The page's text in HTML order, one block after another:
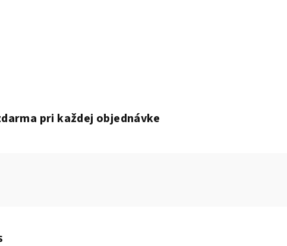
pri každej objednávke